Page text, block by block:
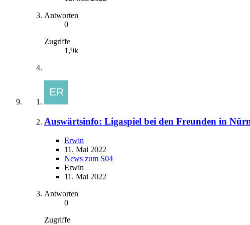
Antworten
0
Zugriffe
1,9k
Auswärtsinfo: Ligaspiel bei den Freunden in
Erwin
11. Mai 2022
News zum S04
Erwin
11. Mai 2022
Antworten
0
Zugriffe